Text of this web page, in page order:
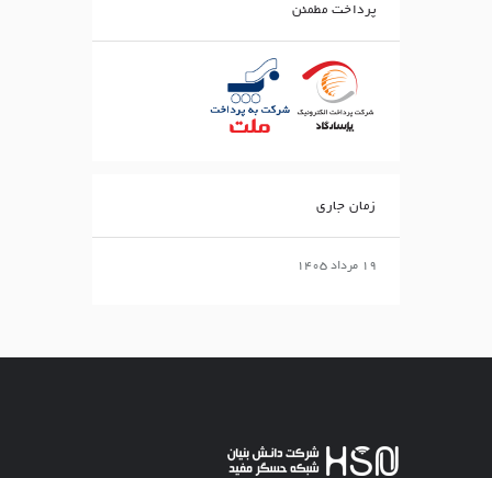
پرداخت مطمئن
زمان جاری
۱۹ مرداد ۱۴۰۵